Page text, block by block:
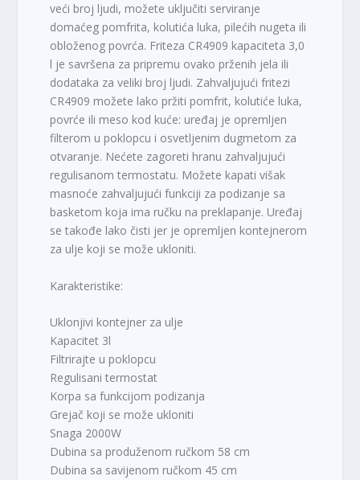
veći broj ljudi, možete uključiti serviranje
domaćeg pomfrita, kolutića luka, pilećih nugeta ili
obloženog povrća. Friteza CR4909 kapaciteta 3,0
l je savršena za pripremu ovako prženih jela ili
dodataka za veliki broj ljudi. Zahvaljujući fritezi
CR4909 možete lako pržiti pomfrit, kolutiće luka,
povrće ili meso kod kuće: uređaj je opremljen
filterom u poklopcu i osvetljenim dugmetom za
otvaranje. Nećete zagoreti hranu zahvaljujući
regulisanom termostatu. Možete kapati višak
masnoće zahvaljujući funkciji za podizanje sa
basketom koja ima ručku na preklapanje. Uređaj
se takođe lako čisti jer je opremljen kontejnerom
za ulje koji se može ukloniti.
Karakteristike:
Uklonjivi kontejner za ulje
Kapacitet 3l
Filtrirajte u poklopcu
Regulisani termostat
Korpa sa funkcijom podizanja
Grejač koji se može ukloniti
Snaga 2000W
Dubina sa produženom ručkom 58 cm
Dubina sa savijenom ručkom 45 cm